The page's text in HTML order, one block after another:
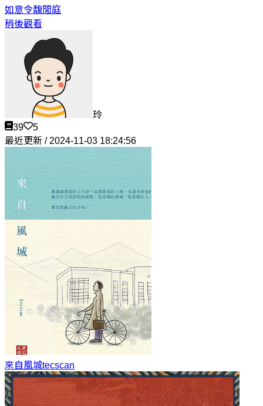
如意令馥閒庭
稍後觀看
玲
39
5
最近更新 / 2024-11-03 18:24:56
來自風城tecscan